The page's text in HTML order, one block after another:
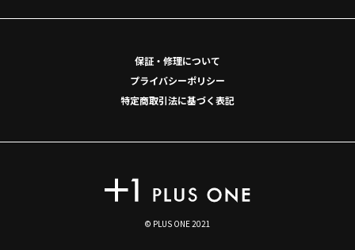
保証・修理について
プライバシーポリシー
特定商取引法に基づく表記
© PLUS ONE 2021